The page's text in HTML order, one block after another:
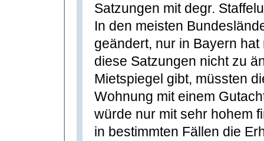
Satzungen mit degr.
In den meisten
geändert, nur in Bayern
diese Satzungen nicht zu
Mietspiegel gibt, müssten
Wohnung mit einem
würde nur mit sehr hohem
in bestimmten Fällen die